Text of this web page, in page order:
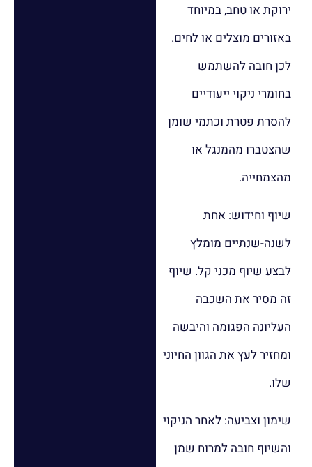
ירוקת או טחב, במיוחד
באזורים מוצלים או לחים.
לכן חובה להשתמש
בחומרי ניקוי ייעודיים
להסרת פטרת וכתמי שומן
שהצטברו מהמנגל או
מהצמחייה.
שיוף וחידוש: אחת
לשנה-שנתיים מומלץ
לבצע שיוף מכני קל. שיוף
זה מסיר את השכבה
העליונה הפגומה והיבשה
ומחזיר לעץ את הגוון החיוני
שלו.
שימון וצביעה: לאחר הניקוי
והשיוף חובה למרוח שמן